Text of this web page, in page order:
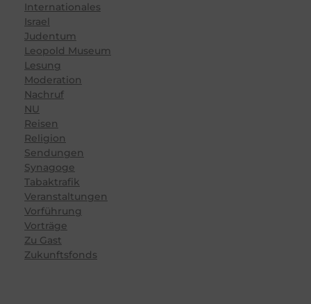
Internationales
Israel
Judentum
Leopold Museum
Lesung
Moderation
Nachruf
NU
Reisen
Religion
Sendungen
Synagoge
Tabaktrafik
Veranstaltungen
Vorführung
Vorträge
Zu Gast
Zukunftsfonds